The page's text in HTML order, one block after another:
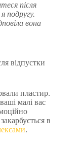
після
подругу.
вона
відпустки
пластир.
малі вас
в
.